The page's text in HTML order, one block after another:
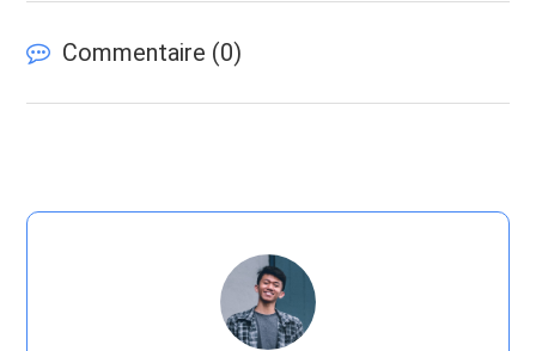
Commentaire (0)